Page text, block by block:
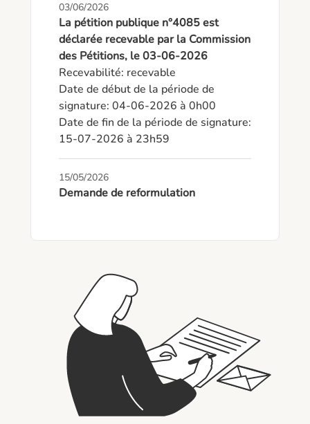
03/06/2026
La pétition publique n°4085 est
déclarée recevable par la Commission
des Pétitions, le 03-06-2026
Recevabilité: recevable
Date de début de la période de
signature: 04-06-2026 à 0h00
Date de fin de la période de signature:
15-07-2026 à 23h59
15/05/2026
Demande de reformulation